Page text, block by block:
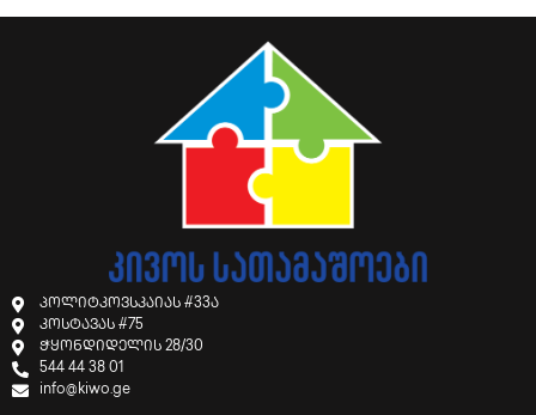
პოლიტკოვსკაიას #33ა
კოსტავას #75
ჭყონდიდელის 28/30
544 44 38 01
info@kiwo.ge